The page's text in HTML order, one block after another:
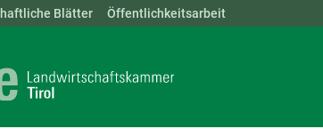
ÖSTERREICH BGLD KTN NÖ OÖ
Blätter Öffentlichkeitsarbeit